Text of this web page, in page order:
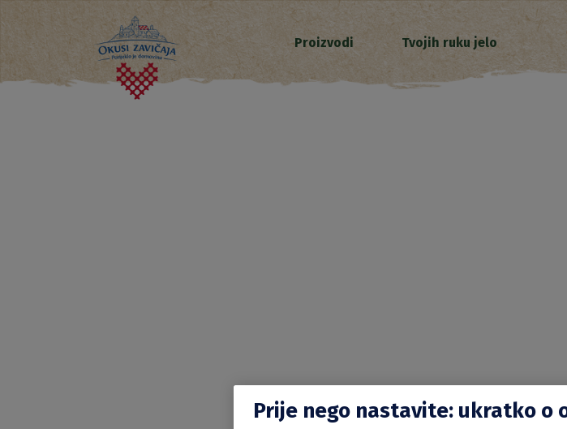
Proizvodi Tvojih ruku jelo
Prije nego nastavite: ukratko o